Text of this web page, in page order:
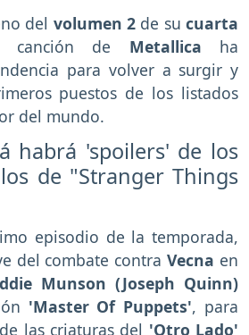
del volumen 2 de su cuarta
canción de Metallica ha
para volver a surgir y
puestos de los listados
del mundo.
habrá 'spoilers' de los
de "Stranger Things
episodio de la temporada,
del combate contraVecna en
Munson (Joseph Quinn)
'Master Of Puppets', para
las criaturas del 'Otro Lado'